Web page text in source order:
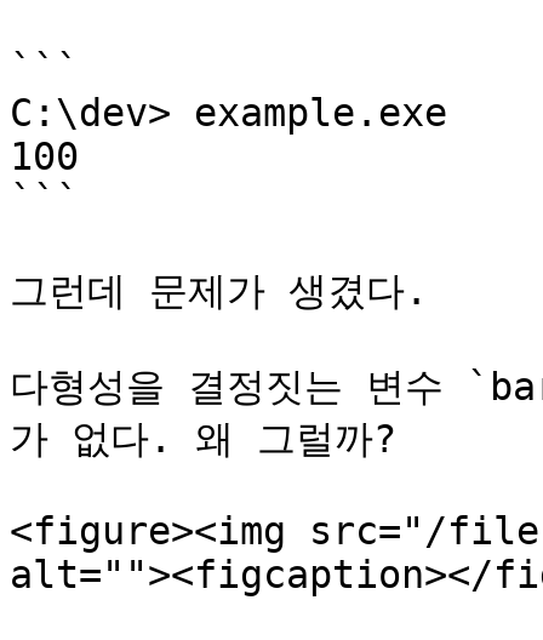
```
C:\dev> example.exe
100
```
그런데 문제가 생겼다.
다형성을 결정짓는 변수
가 없다. 왜 그럴까?
<figure><img src="/
alt=""><figcaption></